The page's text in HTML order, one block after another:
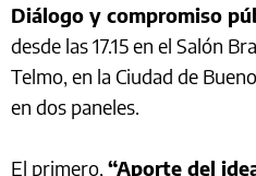
Diálogo y compromiso
desde las 17.15 en el Salón
Telmo, en la Ciudad de
en dos paneles.
El primero, “Aporte del